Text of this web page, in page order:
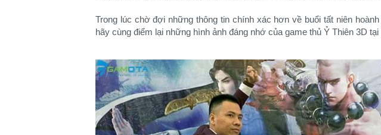
Trong lúc chờ đợi những thông tin chính xác hơn về buổi tất niên
hãy cùng điểm lại những hình ảnh đáng nhớ của game thủ Ỷ Thiên 3D